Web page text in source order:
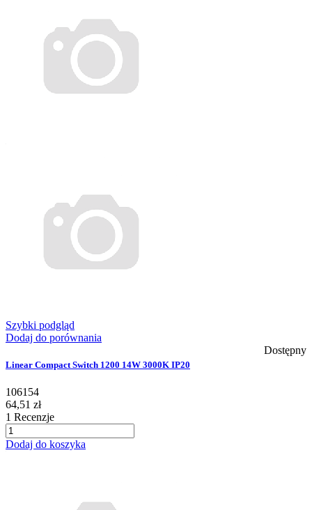
Szybki podgląd
Dodaj do porównania
Dostępny
Linear Compact Switch 1200 14W 3000K IP20
106154
64,51 zł
1 Recenzje
Dodaj do koszyka